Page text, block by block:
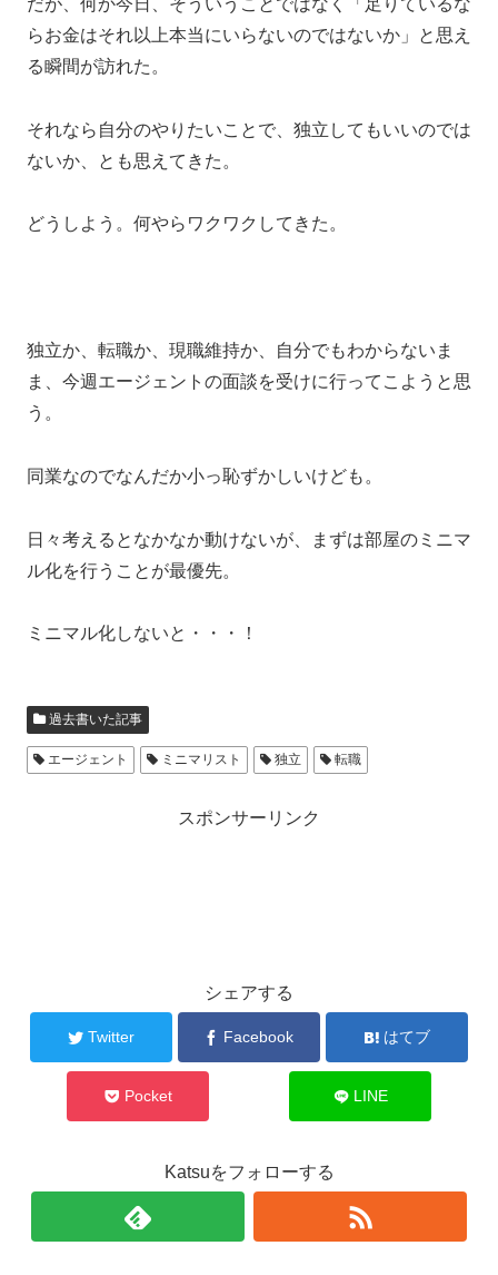
らお金はそれ以上本当にいらないのではないか」と思え
る瞬間が訪れた。
それなら自分のやりたいことで、独立してもいいのでは
ないか、とも思えてきた。
どうしよう。何やらワクワクしてきた。
独立か、転職か、現職維持か、自分でもわからないま
ま、今週エージェントの面談を受けに行ってこようと思
う。
同業なのでなんだか小っ恥ずかしいけども。
日々考えるとなかなか動けないが、まずは部屋のミニマ
ル化を行うことが最優先。
ミニマル化しないと・・・！
過去書いた記事
エージェント ミニマリスト 独立 転職
スポンサーリンク
シェアする
Twitter Facebook はてブ
Pocket LINE
Katsuをフォローする